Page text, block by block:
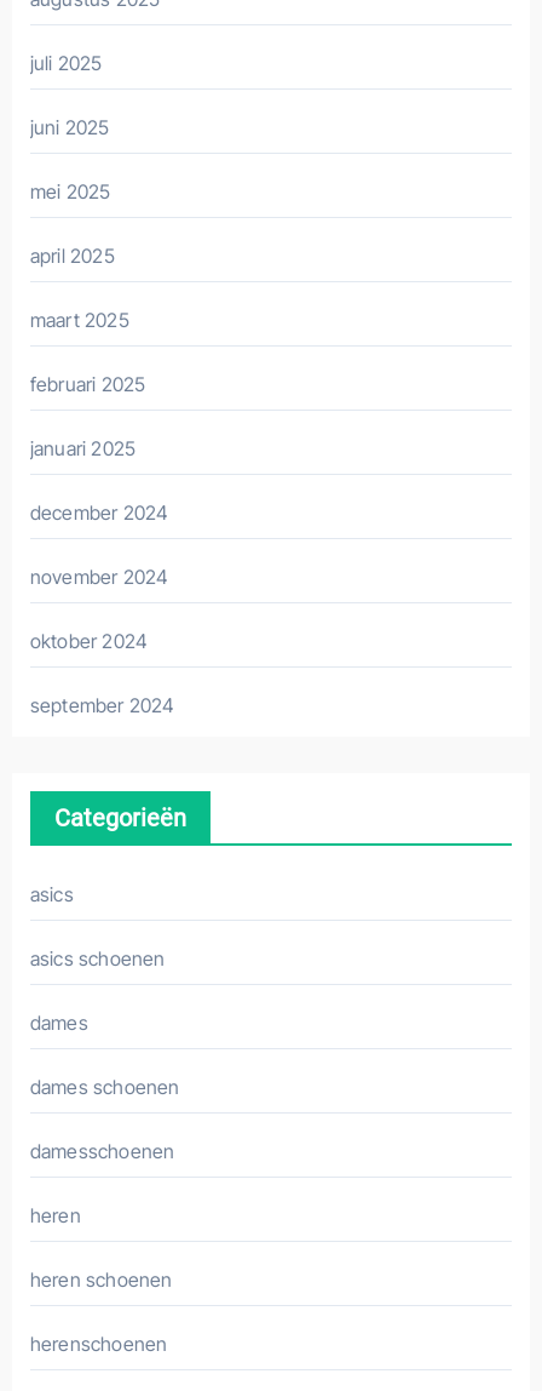
juli 2025
juni 2025
mei 2025
april 2025
maart 2025
februari 2025
januari 2025
december 2024
november 2024
oktober 2024
september 2024
Categorieën
asics
asics schoenen
dames
dames schoenen
damesschoenen
heren
heren schoenen
herenschoenen